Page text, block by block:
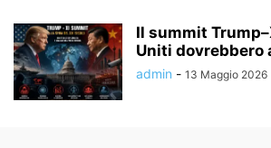
Il summit
Uniti dovrebbero
admin - 13 Maggio 2026